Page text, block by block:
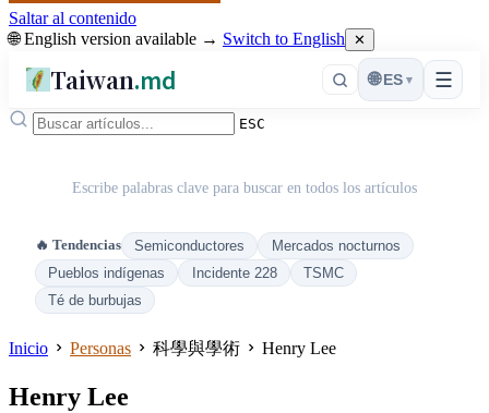
Saltar al contenido
🌐 English version available → Switch to English ✕
Taiwan.md ☰
🌐 ES ▾
ESC
Escribe palabras clave para buscar en todos los artículos
🔥 Tendencias Semiconductores
Mercados nocturnos
Pueblos indígenas
Incidente 228
TSMC
Té de burbujas
Inicio Personas 科學與學術 Henry Lee
Henry Lee